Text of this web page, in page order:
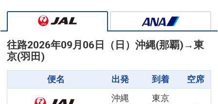
往路2026年09月06日（日） 沖縄(那覇) →東
京(羽田)
便名 出発 到着 空席
沖縄
東京